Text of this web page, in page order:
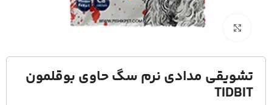
برای بزرگنمایی کلیک کنید
تشویقی مدادی نرم سگ حاوی بوقلمون
TIDBIT